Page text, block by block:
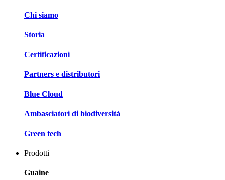
Chi siamo
Storia
Certificazioni
Partners e distributori
Blue Cloud
Ambasciatori di biodiversità
Green tech
Prodotti
Guaine